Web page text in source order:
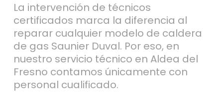
La intervención de técnicos
certificados marca la diferencia al
reparar cualquier modelo de caldera
de gas Saunier Duval. Por eso, en
nuestro servicio técnico en Aldea del
Fresno contamos únicamente con
personal cualificado.